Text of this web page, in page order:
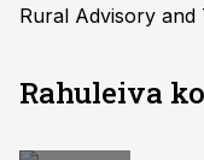
Rural Advisory and
Rahuleiva